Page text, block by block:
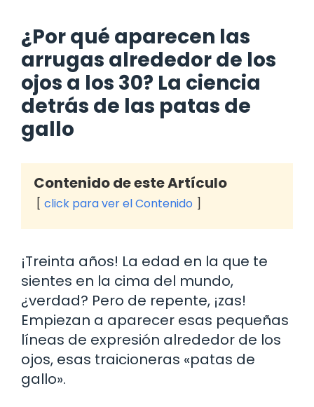
¿Por qué aparecen las
arrugas alrededor de los
ojos a los 30? La ciencia
detrás de las patas de
gallo
Contenido de este Artículo
click para ver el Contenido
¡Treinta años! La edad en la que te
sientes en la cima del mundo,
¿verdad? Pero de repente, ¡zas!
Empiezan a aparecer esas pequeñas
líneas de expresión alrededor de los
ojos, esas traicioneras «patas de
gallo».